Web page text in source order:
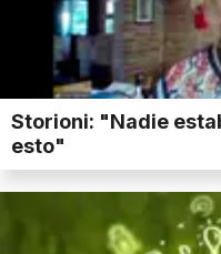
Storioni: "Nadie
esto"